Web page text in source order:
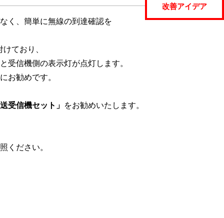
改善アイデア
く、簡単に無線の到達確認を
ており、
信機側の表示灯が点灯します。
お勧めです。
送受信機セット」 をお勧めいたします。
ください。